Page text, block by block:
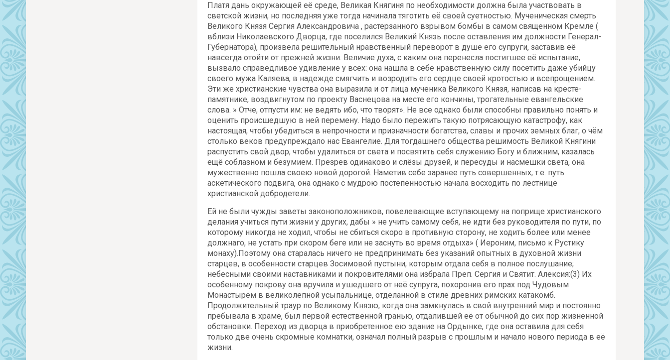
Платя дань окружающей её среде, Великая Княгиня по необходимости должна была участвовать в
светской жизни, но последняя уже тогда начинала тяготить её своей суетностью. Мученическая смерть
Великого Князя Сергия Александровича , растерзанного взрывом бомбы в самом священном Кремле (
вблизи Николаевского Дворца, где поселился Великий Князь после оставления им должности Генерал-
Губернатора), произвела решительный нравственный переворот в душе его супруги, заставив её
навсегда отойти от прежней жизни. Величие духа, с каким она перенесла постигшее её испытание,
вызвало справедливое удивление у всех: она нашла в себе нравственную силу посетить даже убийцу
своего мужа Каляева, в надежде смягчить и возродить его сердце своей кротостью и всепрощением.
Эти же христианские чувства она выразила и от лица мученика Великого Князя, написав на кресте-
памятнике, воздвигнутом по проекту Васнецова на месте его кончины, трогательные евангельские
слова. » Отче, отпусти им: не ведять ибо, что творят». Не все однако были способны правильно понять и
оценить происшедшую в ней перемену. Надо было пережить такую потрясающую катастрофу, как
настоящая, чтобы убедиться в непрочности и призначности богатства, славы и прочих земных благ, о чём
столько веков предупреждало нас Евангелие. Для тогдашнего общества решимость Великой Княгини
распустить свой двор, чтобы удалиться от света и посвятить себя служению Богу и ближним, казалась
ещё соблазном и безумием. Презрев одинаково и слёзы друзей, и пересуды и насмешки света, она
мужественно пошла своею новой дорогой. Наметив себе заранее путь совершенных, т.е. путь
аскетического подвига, она однако с мудрою постепенностью начала восходить по лестнице
христианской добродетели.
Ей не были чужды заветы законоположников, повелевающие вступающему на поприще христианского
делания учиться пути жизни у других, дабы » не учить самому себя, не идти без руководителя по пути, по
которому никогда не ходил, чтобы не сбиться скоро в противную сторону, не ходить более или менее
должнаго, не устать при скором беге или не заснуть во время отдыха» ( Иероним, письмо к Рустику
монаху).Поэтому она старалась ничего не предпринимать без указаний опытных в духовной жизни
старцев, в особенности старцев Зосимовой пустыни, которым отдала себя в полное послушание;
небесными своими наставниками и покровителями она избрала Преп. Сергия и Святит. Алексия:(3) Их
особенному покрову она вручила и ушедшего от неё супруга, похоронив его прах под Чудовым
Монастырём в великолепной усыпальнице, отделанной в стиле древних римских катакомб.
Продолжительный траур по Великому Князю, когда она замкнулась в свой внутренний мир и постоянно
пребывала в храме, был первой естественной гранью, отдалившей её от обычной до сих пор жизненной
обстановки. Переход из дворца в приобретенное ею здание на Ордынке, где она оставила для себя
только две очень скромные комнатки, означал полный разрыв с прошлым и начало нового периода в её
жизни.